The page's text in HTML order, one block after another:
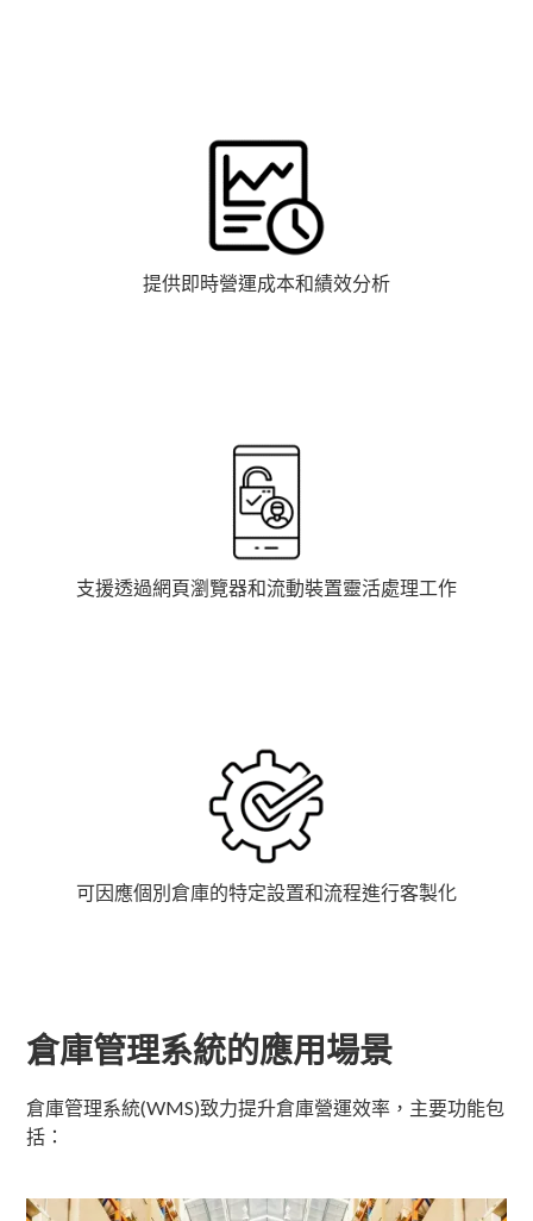
提供即時營運成本和績效分析
支援透過網頁瀏覽器和流動裝置靈活處理工作
可因應個別倉庫的特定設置和流程進行客製化
倉庫管理系統的應用場景
倉庫管理系統(WMS)致力提升倉庫營運效率，主要功能包
括：